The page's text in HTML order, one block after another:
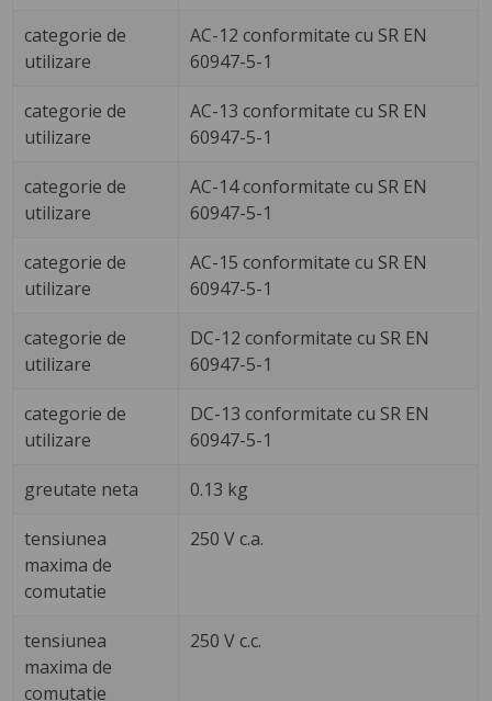
categorie de
utilizare
AC-12 conformitate cu SR EN
60947-5-1
categorie de
utilizare
AC-13 conformitate cu SR EN
60947-5-1
categorie de
utilizare
AC-14 conformitate cu SR EN
60947-5-1
categorie de
utilizare
AC-15 conformitate cu SR EN
60947-5-1
categorie de
utilizare
DC-12 conformitate cu SR EN
60947-5-1
categorie de
utilizare
DC-13 conformitate cu SR EN
60947-5-1
greutate neta 0.13 kg
tensiunea
maxima de
comutatie
250 V c.a.
tensiunea
maxima de
comutatie
250 V c.c.